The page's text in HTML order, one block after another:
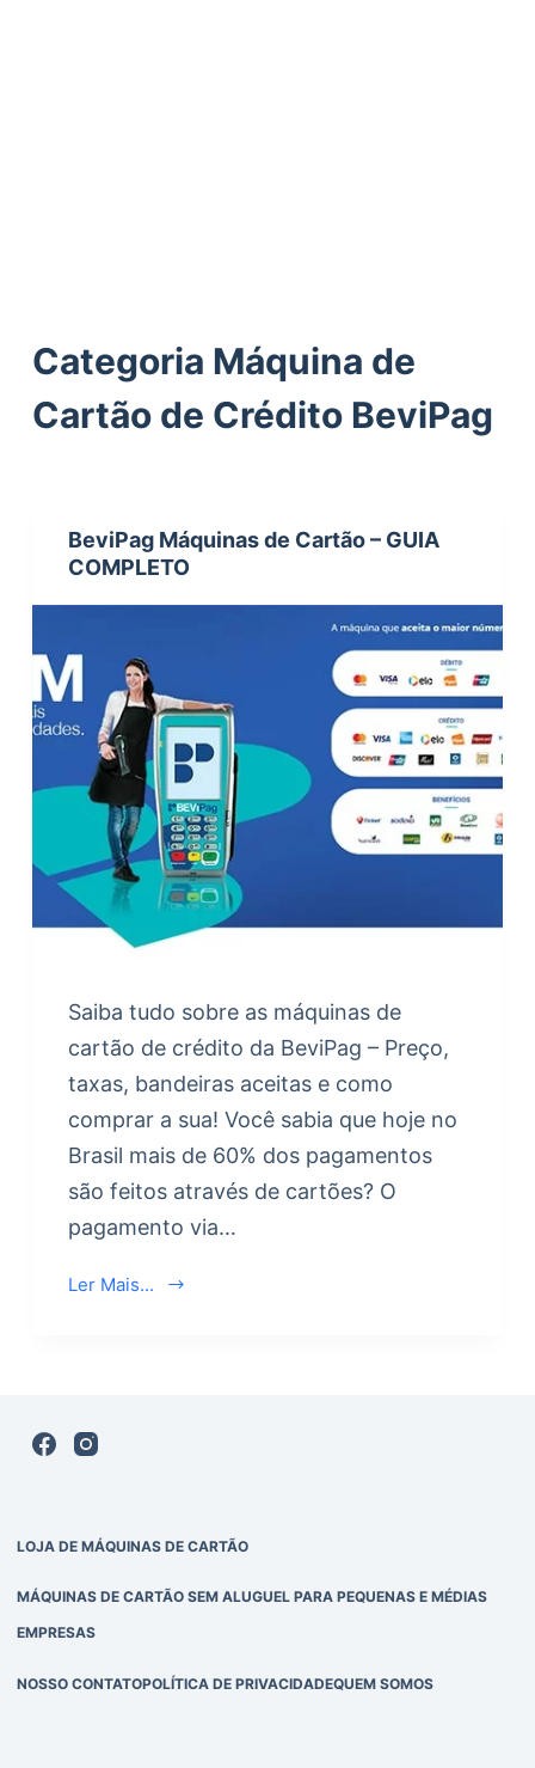
Categoria Máquina de
Cartão de Crédito BeviPag
BeviPag Máquinas de Cartão – GUIA
COMPLETO
Saiba tudo sobre as máquinas de
cartão de crédito da BeviPag – Preço,
taxas, bandeiras aceitas e como
comprar a sua! Você sabia que hoje no
Brasil mais de 60% dos pagamentos
são feitos através de cartões? O
pagamento via…
Ler Mais...
LOJA DE MÁQUINAS DE CARTÃO
MÁQUINAS DE CARTÃO SEM ALUGUEL PARA PEQUENAS E MÉDIAS
EMPRESAS
NOSSO CONTATOPOLÍTICA DE PRIVACIDADEQUEM SOMOS